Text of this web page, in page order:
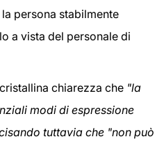
persona stabilmente
a vista del personale di
chiarezza che "la
modi di espressione
tuttavia che "non può